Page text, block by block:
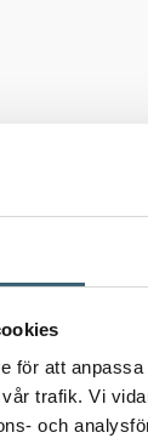
för att
trafik. Vi
och